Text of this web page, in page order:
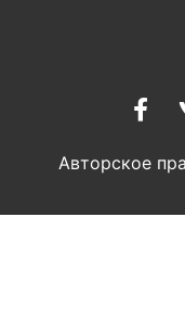
Авторское